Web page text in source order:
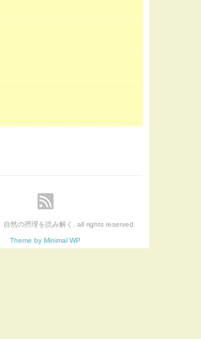
自然の摂理を読み解く. all rights reserved.
Theme by Minimal WP